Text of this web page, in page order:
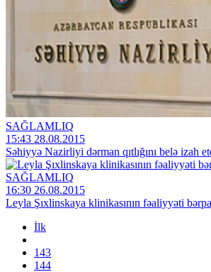
SAĞLAMLIQ
15:43 28.08.2015
Səhiyyə Nazirliyi dərman qıtlığını belə izah
SAĞLAMLIQ
16:30 26.08.2015
Leyla Şıxlinskaya klinikasının fəaliyyəti
İlk
143
144